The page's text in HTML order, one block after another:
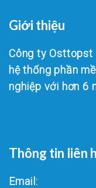
Giới thiệu
Công ty
hệ thống phần
nghiệp với hơn 6
Thông tin liên
Email: